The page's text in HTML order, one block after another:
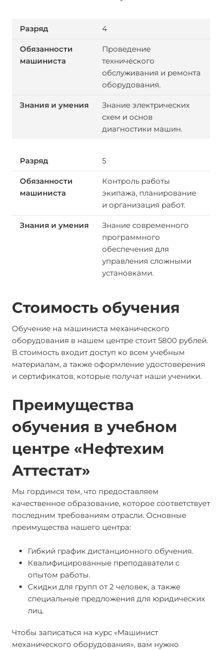
4
Проведение
технического
обслуживания и ремонта
оборудования.
Знание электрических
схем и основ
диагностики машин.
5
Контроль работы
экипажа, планирование
и организация работ.
Знание современного
программного
обеспечения для
управления сложными
установками.
Стоимость обучения
Обучение на машиниста механического
оборудования в нашем центре стоит 5800 рублей.
В стоимость входит доступ ко всем учебным
материалам, а также оформление удостоверения
и сертификатов, которые получат наши ученики.
Преимущества
обучения в учебном
центре «Нефтехим
Аттестат»
Мы гордимся тем, что предоставляем
качественное образование, которое соответствует
последним требованиям отрасли. Основные
преимущества нашего центра:
Гибкий график дистанционного обучения.
Квалифицированные преподаватели с
опытом работы.
Скидки для групп от 2 человек, а также
специальные предложения для юридических
лиц.
Чтобы записаться на курс «Машинист
механического оборудования», вам нужно